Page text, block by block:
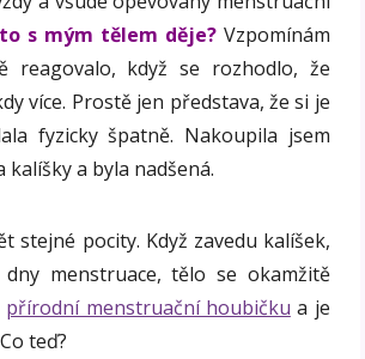
s mým tělem děje?Vzpomínám
reagovalo, když se rozhodlo, že
více. Prostě jen představa, že si je
fyzicky špatně. Nakoupila jsem
kalíšky a byla nadšená.
stejné pocity. Když zavedu kalíšek,
menstruace, tělo se okamžitě
přírodní menstruační houbičku a je
teď?